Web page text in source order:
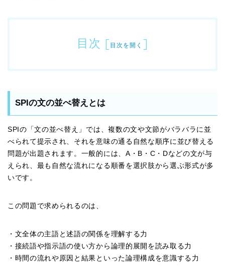
目次 [ 目次を開く ]
SPIの文の並べ替えとは
SPIの「文の並べ替え」では、複数の文や文節がバラバラに並
べられて提示され、それを意味の通る自然な順序に並び替える
問題が出題されます。一般的には、A・B・C・Dなどの文が与
えられ、最も自然な流れになる順番を選択肢から選ぶ形式が多
いです。
この問題で求められるのは、
・文全体の主語と述語の関係を理解する力
・接続語や指示語の使い方から論理的展開を読み取る力
・時間の流れや原因と結果といった論理構成を意識する力